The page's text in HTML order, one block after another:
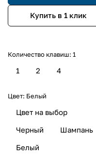
Купить в 1 клик
Количество клавиш: 1
1 4
2
Цвет: Белый
Белый
Цвет на выбор
Черный
Шампань